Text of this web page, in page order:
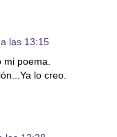
las 13:15
poema.
lo creo.